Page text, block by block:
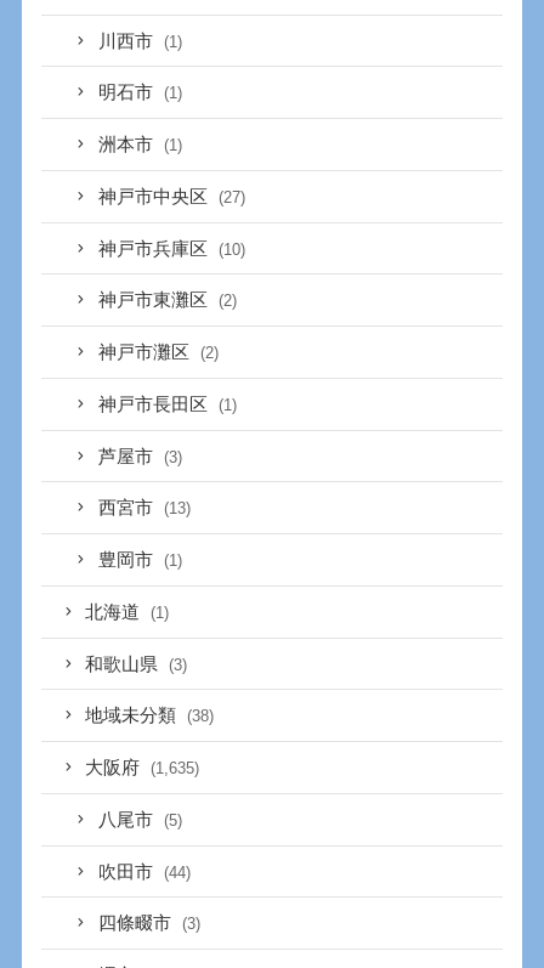
川西市 (1)
明石市 (1)
洲本市 (1)
神戸市中央区 (27)
神戸市兵庫区 (10)
神戸市東灘区 (2)
神戸市灘区 (2)
神戸市長田区 (1)
芦屋市 (3)
西宮市 (13)
豊岡市 (1)
北海道 (1)
和歌山県 (3)
地域未分類 (38)
大阪府 (1,635)
八尾市 (5)
吹田市 (44)
四條畷市 (3)